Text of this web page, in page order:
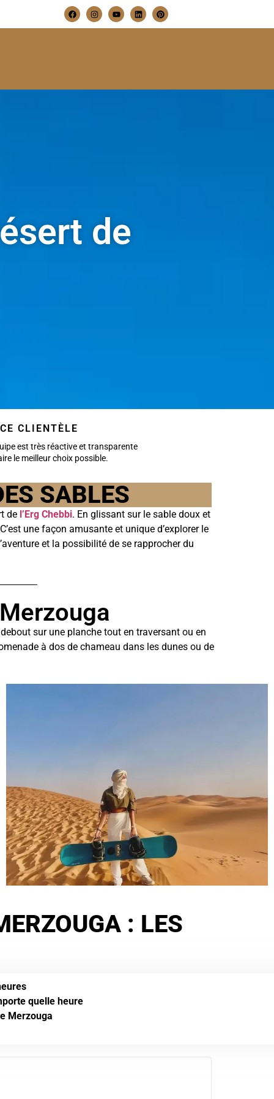
de
CLIENTÈLE
est très réactive et transparente
le meilleur choix possible.
SABLES
del’Erg Chebbi. En glissant sur le sable doux et
une façon amusante et unique d’explorer le
et la possibilité de se rapprocher du
sur une planche tout en traversant ou en
à dos de chameau dans les dunes ou de
: LES
quelle heure
Merzouga